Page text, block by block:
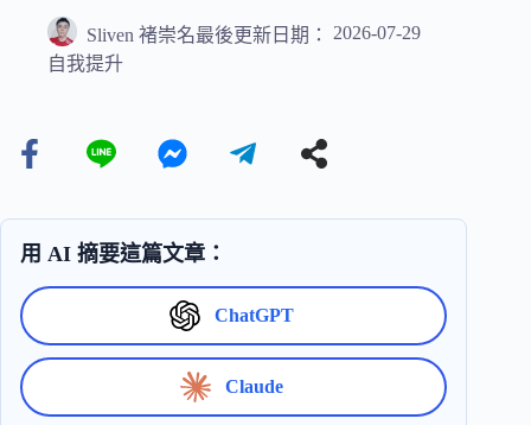
Sliven 褚崇名最後更新日期：
2026-07-29
自我提升
用 AI 摘要這篇文章：
ChatGPT
Claude